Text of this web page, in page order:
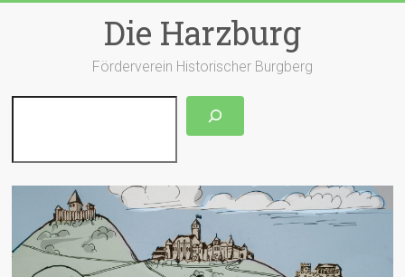
Die Harzburg
Förderverein Historischer Burgberg